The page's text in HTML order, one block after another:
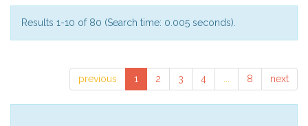
Results 1-10 of 80 (Search time: 0.005 seconds).
previous 1 2 3 4 8 next